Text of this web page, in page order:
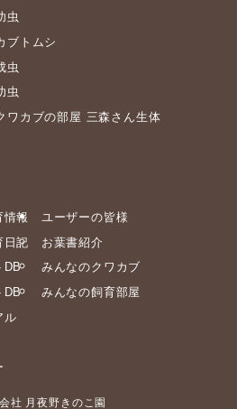
虫
ブトムシ
虫
虫
ワカブの部屋 三森さん生体
情報
日記
DB
DB
ル
ユーザーの皆様
お葉書紹介
みんなのクワカブ
みんなの飼育部屋
社 月夜野きのこ園